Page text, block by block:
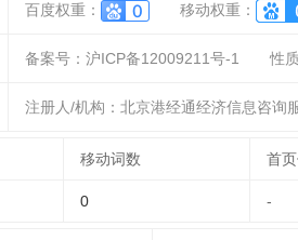
百度权重： 移动权重：
备案号：沪ICP备12009211号-1 性
注册人/机构：北京港经通经济信息咨询
移动词数 首
0 -